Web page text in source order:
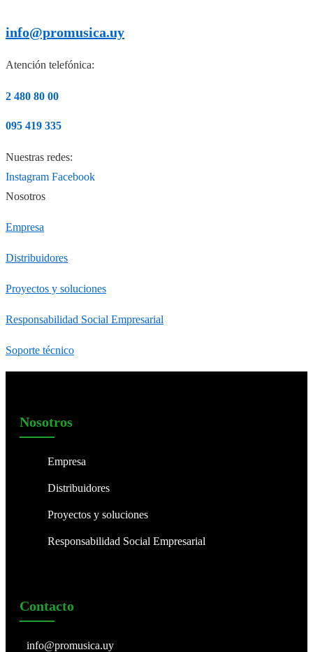
info@promusica.uy
Atención telefónica:
2 480 80 00
095 419 335
Nuestras redes:
Instagram Facebook
Nosotros
Empresa
Distribuidores
Proyectos y soluciones
Responsabilidad Social Empresarial
Soporte técnico
Nosotros
Empresa
Distribuidores
Proyectos y soluciones
Responsabilidad Social Empresarial
Contacto
info@promusica.uy